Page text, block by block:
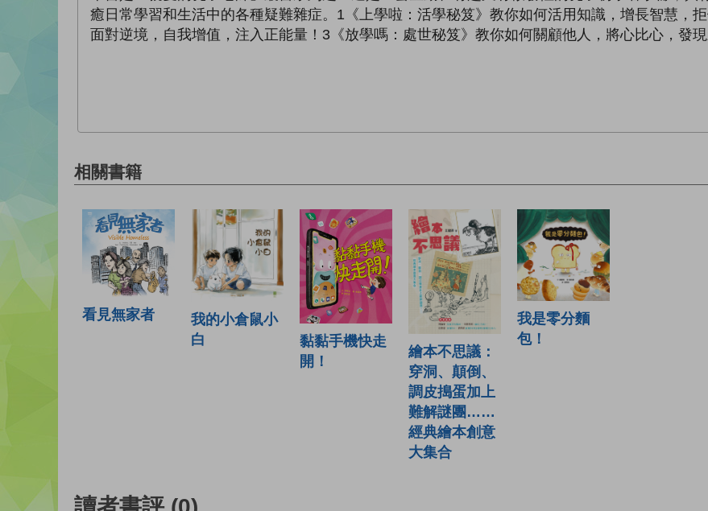
癒日常學習和生活中的各種疑難雜症。1《上學啦：活學秘笈》教你如何活用知識，增長智慧，
面對逆境，自我增值，注入正能量！3《放學嗎：處世秘笈》教你如何關顧他人，將心比心，發現
相關書籍
看見無家者
我的小倉鼠小
白
黏黏手機快走
開！
繪本不思議：
穿洞、顛倒、
調皮搗蛋加上
難解謎團……
經典繪本創意
大集合
我是零分麵
包！